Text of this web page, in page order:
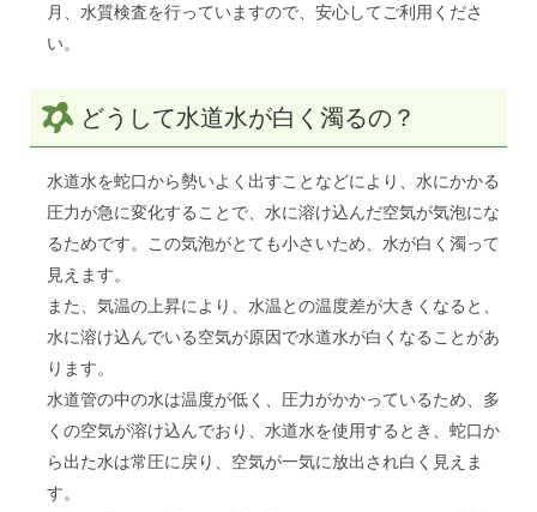
月、水質検査を行っていますので、安心してご利用くださ
い。
どうして水道水が白く濁るの？
水道水を蛇口から勢いよく出すことなどにより、水にかかる
圧力が急に変化することで、水に溶け込んだ空気が気泡にな
るためです。この気泡がとても小さいため、水が白く濁って
見えます。
また、気温の上昇により、水温との温度差が大きくなると、
水に溶け込んでいる空気が原因で水道水が白くなることがあ
ります。
水道管の中の水は温度が低く、圧力がかかっているため、多
くの空気が溶け込んでおり、水道水を使用するとき、蛇口か
ら出た水は常圧に戻り、空気が一気に放出され白く見えま
す。